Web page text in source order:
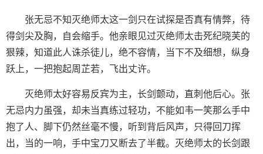
张无忌不知灭绝师太这一剑只在试探是否真有情弊，待
得剑尖及胸，自会缩手。他亲眼见过灭绝师太击死纪晓芙的
狠辣，知道此人诛杀徒儿，绝不容情，当下不及细想，纵身
跃上，一把抱起周芷若，飞出丈许。
灭绝师太好容易反宾为主，长剑颤动，直刺他后心。张
无忌内力虽强，却未当真练过轻功，不能如韦一笑那么手中
抱了人、脚下仍然丝毫不慢，听到背后风声，只得回刀挥
出，当的一响，手中宝刀又断去了半截。灭绝师太的长剑跟